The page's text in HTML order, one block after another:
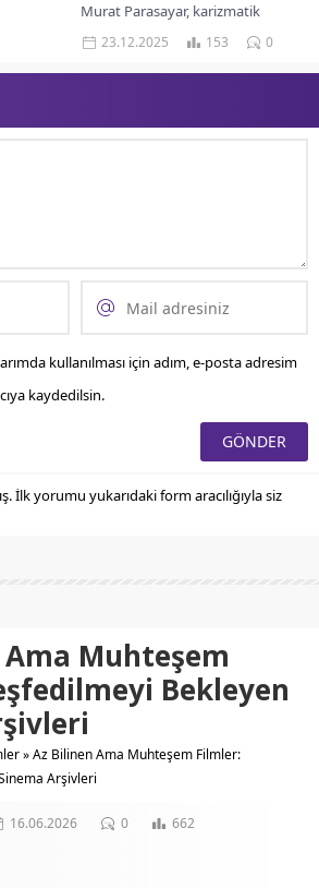
Murat Parasayar, karizmatik
duruşu, mimarlık geçmişi ve yer
aldığı uzun soluklu projelerle
tanınan Türk dizi, sinema oyuncusu
23.12.2025 153 0
kullanılması için adım, e-posta adresim
kaydedilsin.
İlk yorumu yukarıdaki form aracılığıyla siz
Muhteşem
Bekleyen
»Az Bilinen Ama Muhteşem Filmler:
Arşivleri
16.06.2026 0 662